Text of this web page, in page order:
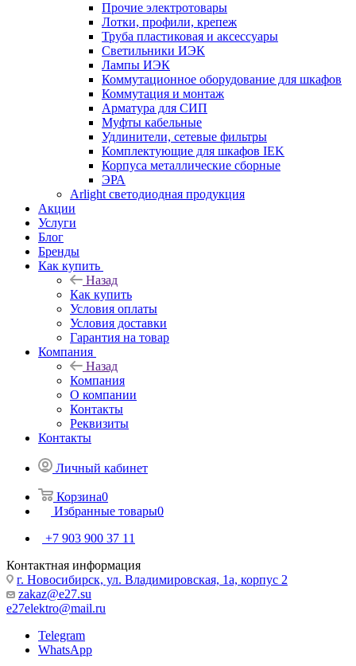
Прочие электротовары
Лотки, профили, крепеж
Труба пластиковая и аксессуары
Светильники ИЭК
Лампы ИЭК
Коммутационное оборудование для шкафов
Коммутация и монтаж
Арматура для СИП
Муфты кабельные
Удлинители, сетевые фильтры
Комплектующие для шкафов IEK
Корпуса металлические сборные
ЭРА
Arlight светодиодная продукция
Акции
Услуги
Блог
Бренды
Как купить
Назад
Как купить
Условия оплаты
Условия доставки
Гарантия на товар
Компания
Назад
Компания
О компании
Контакты
Реквизиты
Контакты
Личный кабинет
Корзина0
Избранные товары0
+7 903 900 37 11
Контактная информация
г. Новосибирск, ул. Владимировская, 1а, корпус 2
zakaz@e27.su
e27elektro@mail.ru
Telegram
WhatsApp